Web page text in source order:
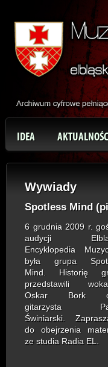
IDEA
Wywiady
Spotless Mind
6 grudnia 2009 r.
audycji
Encyklopedia
była grupa
Mind. Historię
przedstawili
Oskar Bork
gitarzysta
Świniarski.
do obejrzenia
ze studia Radia EL.